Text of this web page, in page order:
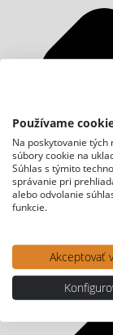
Používame
Na poskytovanie
súbory cookie na
Súhlas s týmito
správanie pri
alebo odvolanie
funkcie.
Akceptovať